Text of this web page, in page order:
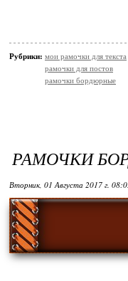
Рубрики: мои рамочки для текста
рамочки для постов
рамочки бордюрные
РАМОЧКИ
Вторник, 01 Августа 2017 г.